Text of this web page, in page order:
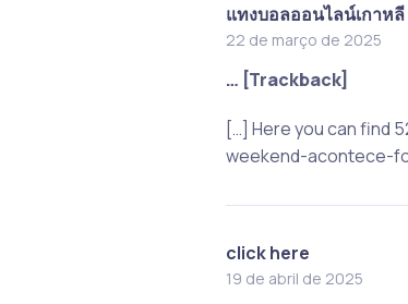
แทงบอลออนไลน์เกาหลี
22 de março de 2025
… [Trackback]
[…] Here you can find
weekend-acontece-
click here
19 de abril de 2025